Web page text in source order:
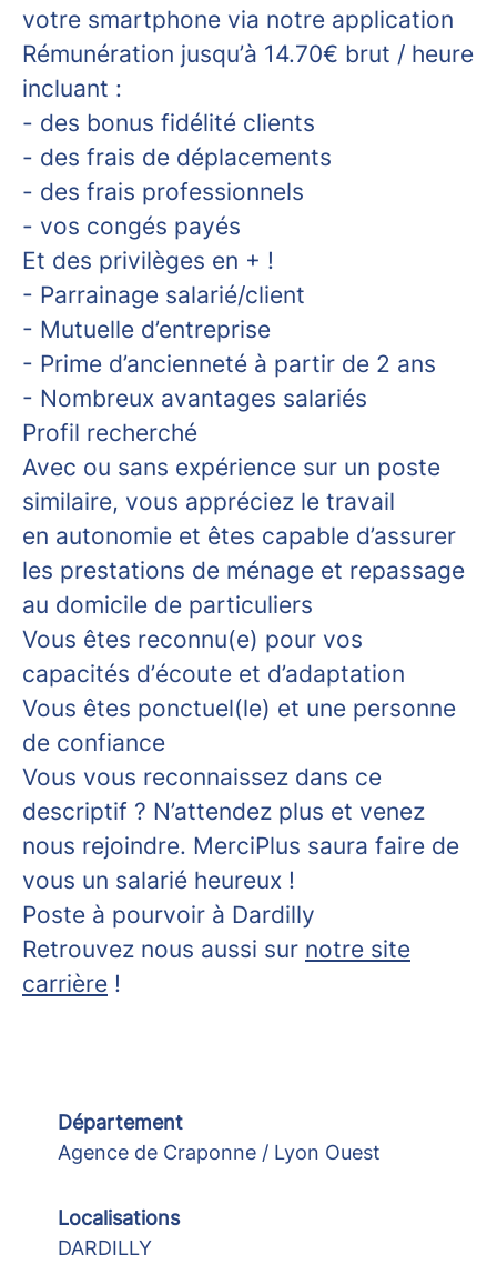
votre smartphone via notre application
Rémunération jusqu’à 14.70€ brut / heure
incluant :
- des bonus fidélité clients
- des frais de déplacements
- des frais professionnels
- vos congés payés
Et des privilèges en + !
- Parrainage salarié/client
- Mutuelle d’entreprise
- Prime d’ancienneté à partir de 2 ans
- Nombreux avantages salariés
Profil recherché
Avec ou sans expérience sur un poste
similaire, vous appréciez le travail
en autonomie et êtes capable d’assurer
les prestations de ménage et repassage
au domicile de particuliers
Vous êtes reconnu(e) pour vos
capacités d’écoute et d’adaptation
Vous êtes ponctuel(le) et une personne
de confiance
Vous vous reconnaissez dans ce
descriptif ? N’attendez plus et venez
nous rejoindre. MerciPlus saura faire de
vous un salarié heureux !
Poste à pourvoir à Dardilly
Retrouvez nous aussi sur notre site
carrière !
Département
Agence de Craponne / Lyon Ouest
Localisations
DARDILLY